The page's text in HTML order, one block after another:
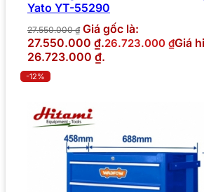
Yato YT-55290
27.550.000₫ Giá gốc là:
27.550.000 ₫.26.723.000 ₫Giá
26.723.000 ₫.
-12%